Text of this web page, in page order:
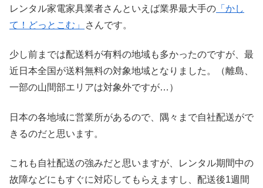
レンタル家電家具業者さんといえば業界最大手の 「かし
て！どっとこむ」
さんです。
少し前までは配送料が有料の地域も多かったのですが、最
近日本全国が送料無料の対象地域となりました。（離島、
一部の山間部エリアは対象外ですが…）
日本の各地域に営業所があるので、隅々まで自社配送がで
きるのだと思います。
これも自社配送の強みだと思いますが、レンタル期間中の
故障などにもすぐに対応してもらえますし、配送後1週間